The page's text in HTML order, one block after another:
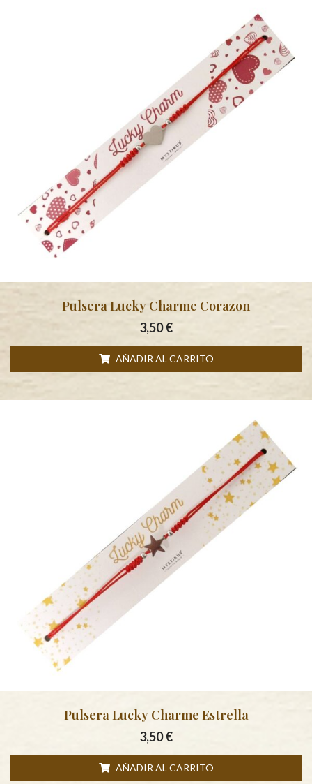
Pulsera Lucky Charme Corazon
3,50€
AÑADIR AL CARRITO
Pulsera Lucky Charme Estrella
3,50€
AÑADIR AL CARRITO